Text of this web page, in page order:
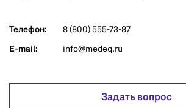
Телефон: 8 (800) 555-73-87
E-mail: info@medeq.ru
Задать вопрос